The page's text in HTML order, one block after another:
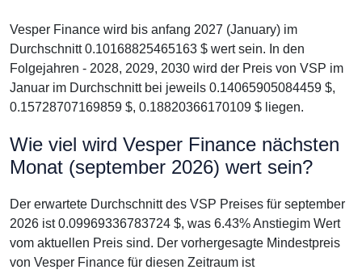
Vesper Finance wird bis anfang 2027 (January) im
Durchschnitt 0.10168825465163 $ wert sein. In den
Folgejahren - 2028, 2029, 2030 wird der Preis von VSP im
Januar im Durchschnitt bei jeweils 0.14065905084459 $,
0.15728707169859 $, 0.18820366170109 $ liegen.
Wie viel wird Vesper Finance nächsten
Monat (september 2026) wert sein?
Der erwartete Durchschnitt des VSP Preises für september
2026 ist 0.09969336783724 $, was 6.43% Anstiegim Wert
vom aktuellen Preis sind. Der vorhergesagte Mindestpreis
von Vesper Finance für diesen Zeitraum ist